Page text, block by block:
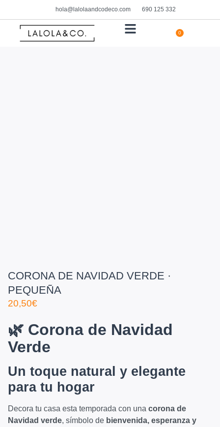
hola@lalolaandcodeco.com 690 125 332
0
CORONA DE NAVIDAD VERDE ·
PEQUEÑA
20,50€
🌿 Corona de Navidad
Verde
Un toque natural y elegante
para tu hogar
Decora tu casa esta temporada con una corona de
Navidad verde, símbolo de bienvenida, esperanza y